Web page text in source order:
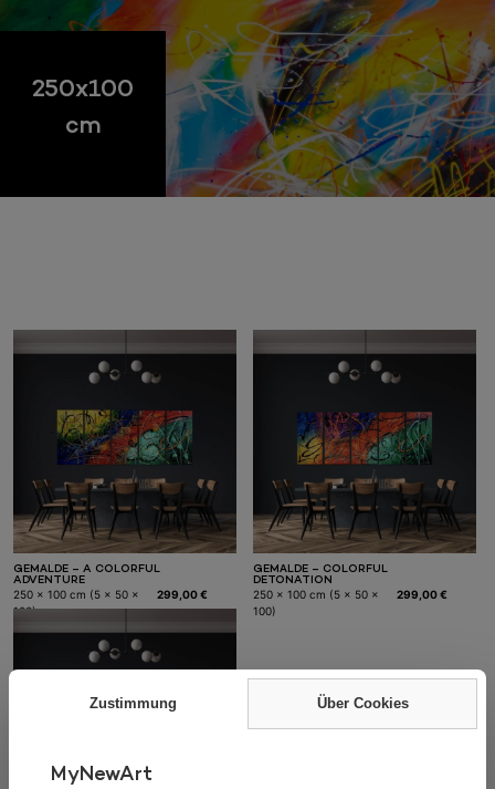
250x100
cm
In den Warenkorb
GEMÄLDE – A COLORFUL
ADVENTURE
299,00€
250 x 100 cm (5 x 50 x
100)
In den Warenkorb
GEMÄLDE – COLORFUL
DETONATION
299,00€
250 x 100 cm (5 x 50 x
100)
Zustimmung Über Cookies
MyNewArt